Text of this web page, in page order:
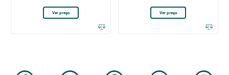
Ver preço Ver preço